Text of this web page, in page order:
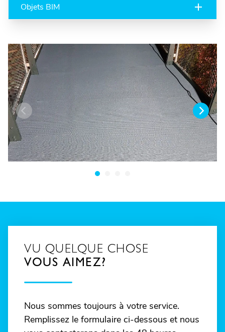
Objets BIM
VU QUELQUE CHOSE
VOUS AIMEZ?
Nous sommes toujours à votre service.
Remplissez le formulaire ci-dessous et nous